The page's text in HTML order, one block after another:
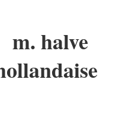
m. halve